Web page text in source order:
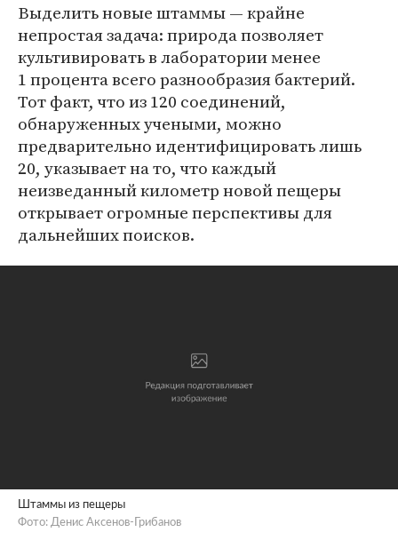
Выделить новые штаммы — крайне
непростая задача: природа позволяет
культивировать в лаборатории менее
1 процента всего разнообразия бактерий.
Тот факт, что из 120 соединений,
обнаруженных учеными, можно
предварительно идентифицировать лишь
20, указывает на то, что каждый
неизведанный километр новой пещеры
открывает огромные перспективы для
дальнейших поисков.
Штаммы из пещеры
Фото: Денис Аксенов-Грибанов